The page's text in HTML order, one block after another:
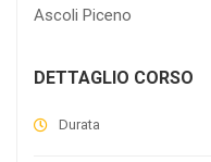
Ascoli Piceno
DETTAGLIO CORSO
Durata